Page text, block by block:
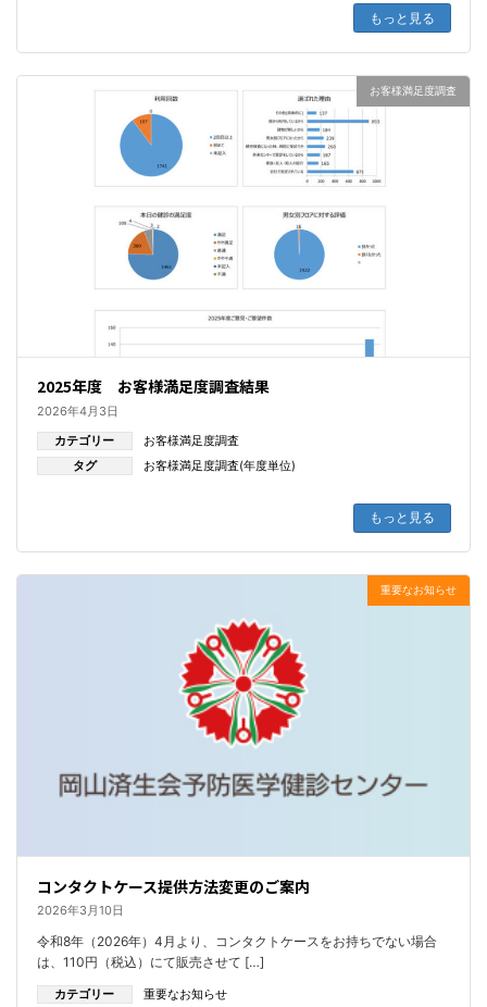
もっと見る
お客様満足度調査
2025年度 お客様満足度調査結果
2026年4月3日
カテゴリー
お客様満足度調査
タグ
お客様満足度調査(年度単位)
もっと見る
重要なお知らせ
コンタクトケース提供方法変更のご案内
2026年3月10日
令和8年（2026年）4月より、コンタクトケースをお持ちでない場合
は、110円（税込）にて販売させて […]
カテゴリー 重要なお知らせ